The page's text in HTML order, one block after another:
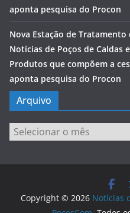
aponta pesquisa do Procon
Nova Estação de
Notícias de Poços de Caldas
Produtos que compõem a
aponta pesquisa do Procon
Arquivo
Arquivo
Copyright © 2026 Notícias